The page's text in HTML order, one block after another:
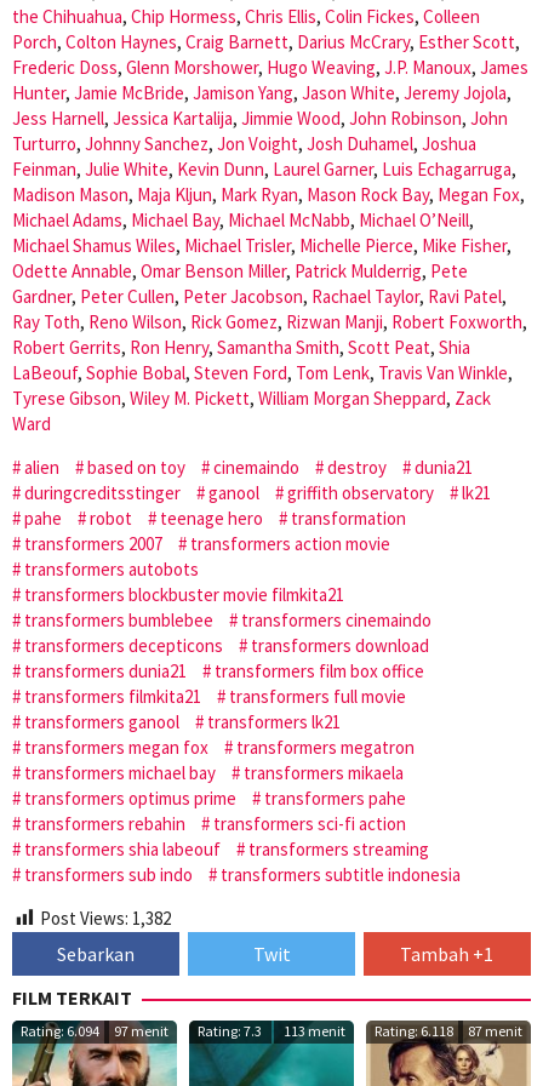
the Chihuahua, Chip Hormess, Chris Ellis, Colin Fickes, Colleen
Porch, Colton Haynes, Craig Barnett, Darius McCrary, Esther Scott,
Frederic Doss, Glenn Morshower, Hugo Weaving, J.P. Manoux, James
Hunter, Jamie McBride, Jamison Yang, Jason White, Jeremy Jojola,
Jess Harnell, Jessica Kartalija, Jimmie Wood, John Robinson, John
Turturro, Johnny Sanchez, Jon Voight, Josh Duhamel, Joshua
Feinman, Julie White, Kevin Dunn, Laurel Garner, Luis Echagarruga,
Madison Mason, Maja Kljun, Mark Ryan, Mason Rock Bay, Megan Fox,
Michael Adams, Michael Bay, Michael McNabb, Michael O’Neill,
Michael Shamus Wiles, Michael Trisler, Michelle Pierce, Mike Fisher,
Odette Annable, Omar Benson Miller, Patrick Mulderrig, Pete
Gardner, Peter Cullen, Peter Jacobson, Rachael Taylor, Ravi Patel,
Ray Toth, Reno Wilson, Rick Gomez, Rizwan Manji, Robert Foxworth,
Robert Gerrits, Ron Henry, Samantha Smith, Scott Peat, Shia
LaBeouf, Sophie Bobal, Steven Ford, Tom Lenk, Travis Van Winkle,
Tyrese Gibson, Wiley M. Pickett, William Morgan Sheppard, Zack
Ward
alien
based on toy cinemaindo destroy
dunia21
duringcreditsstinger
ganool griffith observatory
lk21
pahe
robot teenage hero
transformation
transformers 2007
transformers action movie
transformers autobots
transformers blockbuster movie filmkita21
transformers bumblebee
transformers cinemaindo
transformers decepticons
transformers download
transformers dunia21
transformers film box office
transformers filmkita21
transformers full movie
transformers ganool
transformers lk21
transformers megan fox
transformers megatron
transformers michael bay
transformers mikaela
transformers optimus prime
transformers pahe
transformers rebahin
transformers sci-fi action
transformers shia labeouf
transformers streaming
transformers sub indo
transformers subtitle indonesia
Post Views: 1,382
Sebarkan Twit
Tambah +1
FILM TERKAIT
Rating: 6.094 97 menit Rating: 7.3 113 menit Rating: 6.118 87 menit